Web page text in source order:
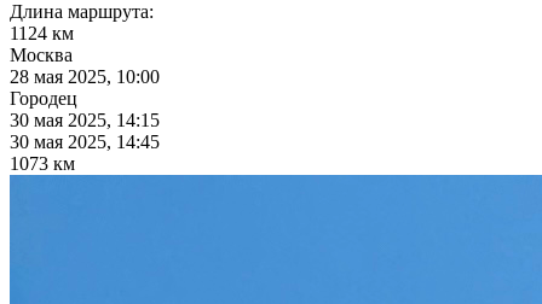
Длина маршрута:
1124 км
Москва
28 мая 2025, 10:00
Городец
30 мая 2025, 14:15
30 мая 2025, 14:45
1073 км